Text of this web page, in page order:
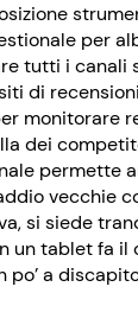
per
tutti i canali
di
monitorare
dei
permette
vecchie
si siede
un tablet fa il
po’ a